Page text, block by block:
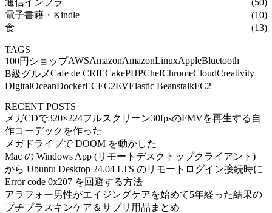
(50)
電子書籍・Kindle
(10)
食
(13)
TAGS
100円ショップAWSAmazonAmazonLinuxAppleBluetooth
B級グルメCafe de CRIECakePHPChefChromeCloudCreativity
DIgitalOceanDockerECEC2EVElastic BeanstalkFC2
RECENT POSTS
メガCDで320×224フルスクリーン30fpsのFMVを再生する自
作コーデックを作った
メガドライブで DOOM を動かした
Mac の Windows App (リモートデスクトップクライアント)
から Ubuntu Desktop 24.04 LTS のリモートログイン接続時に
Error code 0x207 を回避する方法
アラフォー男性がエイジングケアを始めて5年経った結果の
プチプラスキンケア＆サプリ用品まとめ